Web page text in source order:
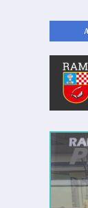
Kopajući temelje kuće,